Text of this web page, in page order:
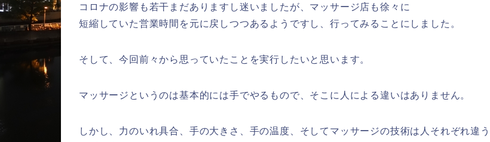
コロナの影響も若干まだありますし迷いましたが、マッサージ店も徐々に
短縮していた営業時間を元に戻しつつあるようですし、行ってみることにしました。
そして、今回前々から思っていたことを実行したいと思います。
マッサージというのは基本的には手でやるもので、そこに人による違いはありません。
しかし、力のいれ具合、手の大きさ、手の温度、そしてマッサージの技術は人それぞれ違う